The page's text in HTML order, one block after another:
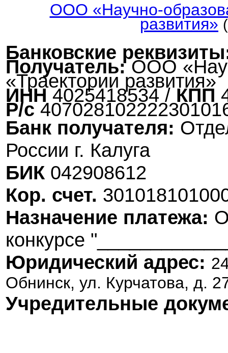
ООО «Научно-
развития»
Банковские
Получатель:ООО
«Траектории развития»
ИНН4025418534 /КПП
Р/с
Банк получателя:
России г. Калуга
БИК 042908612
Кор. счет.
Назначение платежа:
конкурсе
Юридический адрес:
Обнинск, ул. Курчатова, д.
Учредительные